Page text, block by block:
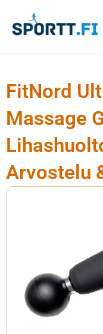
sisältöön
FitNord
Massage
Arvostelu